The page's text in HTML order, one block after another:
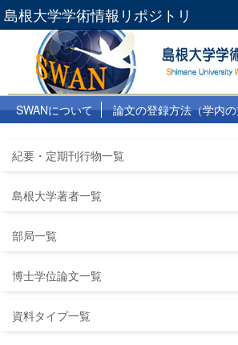
島根大学学術情報リポジトリ
SWANについて 論文の登録方法（学内
紀要・定期刊行物一覧
島根大学著者一覧
部局一覧
博士学位論文一覧
資料タイプ一覧